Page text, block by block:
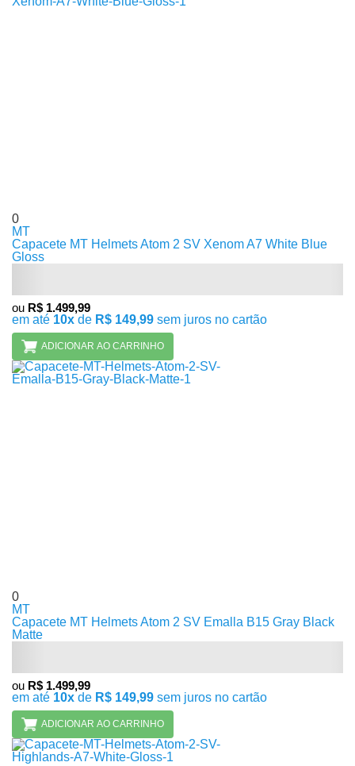
0
MT
Capacete MT Helmets Atom 2 SV Xenom A7 White Blue
Gloss
ou R$ 1.499,99
em até 10x de R$ 149,99 sem juros no cartão
ADICIONAR AO CARRINHO
0
MT
Capacete MT Helmets Atom 2 SV Emalla B15 Gray Black
Matte
ou R$ 1.499,99
em até 10x de R$ 149,99 sem juros no cartão
ADICIONAR AO CARRINHO